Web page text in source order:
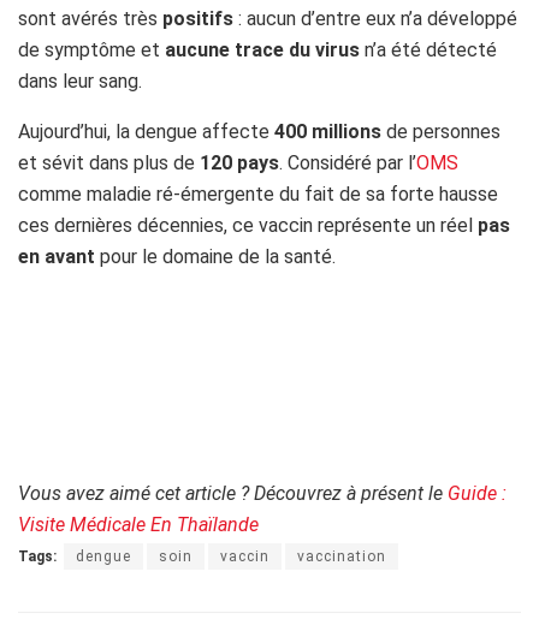
sont avérés très positifs : aucun d’entre eux n’a développé
de symptôme et aucune trace du virus n’a été détecté
dans leur sang.
Aujourd’hui, la dengue affecte 400 millions de personnes
et sévit dans plus de 120 pays. Considéré par l’OMS
comme maladie ré-émergente du fait de sa forte hausse
ces dernières décennies, ce vaccin représente un réel pas
en avant pour le domaine de la santé.
Vous avez aimé cet article ? Découvrez à présent le Guide :
Visite Médicale En Thaïlande
Tags: dengue soin vaccin vaccination